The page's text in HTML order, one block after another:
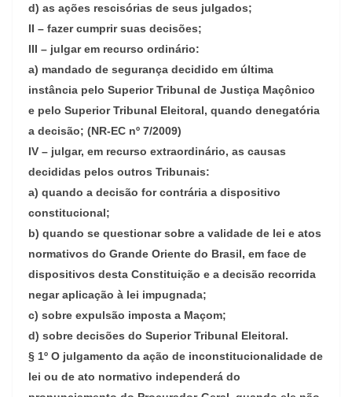
d) as ações rescisórias de seus julgados;
II – fazer cumprir suas decisões;
III – julgar em recurso ordinário:
a) mandado de segurança decidido em última
instância pelo Superior Tribunal de Justiça Maçônico
e pelo Superior Tribunal Eleitoral, quando denegatória
a decisão; (NR-EC nº 7/2009)
IV – julgar, em recurso extraordinário, as causas
decididas pelos outros Tribunais:
a) quando a decisão for contrária a dispositivo
constitucional;
b) quando se questionar sobre a validade de lei e atos
normativos do Grande Oriente do Brasil, em face de
dispositivos desta Constituição e a decisão recorrida
negar aplicação à lei impugnada;
c) sobre expulsão imposta a Maçom;
d) sobre decisões do Superior Tribunal Eleitoral.
§ 1º O julgamento da ação de inconstitucionalidade de
lei ou de ato normativo independerá do